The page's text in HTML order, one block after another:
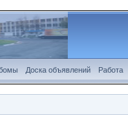
Доска объявлений Работа